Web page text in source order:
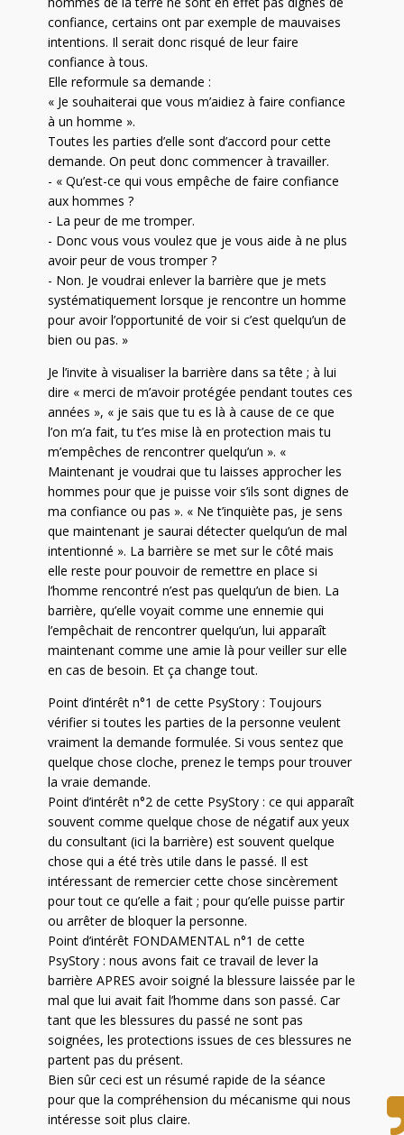
confiance, certains ont par exemple de mauvaises
intentions. Il serait donc risqué de leur faire
confiance à tous.
Elle reformule sa demande :
« Je souhaiterai que vous m’aidiez à faire confiance
à un homme ».
Toutes les parties d’elle sont d’accord pour cette
demande. On peut donc commencer à travailler.
- « Qu’est-ce qui vous empêche de faire confiance
aux hommes ?
- La peur de me tromper.
- Donc vous vous voulez que je vous aide à ne plus
avoir peur de vous tromper ?
- Non. Je voudrai enlever la barrière que je mets
systématiquement lorsque je rencontre un homme
pour avoir l’opportunité de voir si c’est quelqu’un de
bien ou pas. »
Je l’invite à visualiser la barrière dans sa tête ; à lui
dire « merci de m’avoir protégée pendant toutes ces
années », « je sais que tu es là à cause de ce que
l’on m’a fait, tu t’es mise là en protection mais tu
m’empêches de rencontrer quelqu’un ». «
Maintenant je voudrai que tu laisses approcher les
hommes pour que je puisse voir s’ils sont dignes de
ma confiance ou pas ». « Ne t’inquiète pas, je sens
que maintenant je saurai détecter quelqu’un de mal
intentionné ». La barrière se met sur le côté mais
elle reste pour pouvoir de remettre en place si
l’homme rencontré n’est pas quelqu’un de bien. La
barrière, qu’elle voyait comme une ennemie qui
l’empêchait de rencontrer quelqu’un, lui apparaît
maintenant comme une amie là pour veiller sur elle
en cas de besoin. Et ça change tout.
Point d’intérêt n°1 de cette PsyStory : Toujours
vérifier si toutes les parties de la personne veulent
vraiment la demande formulée. Si vous sentez que
quelque chose cloche, prenez le temps pour trouver
la vraie demande.
Point d’intérêt n°2 de cette PsyStory : ce qui apparaît
souvent comme quelque chose de négatif aux yeux
du consultant (ici la barrière) est souvent quelque
chose qui a été très utile dans le passé. Il est
intéressant de remercier cette chose sincèrement
pour tout ce qu’elle a fait ; pour qu’elle puisse partir
ou arrêter de bloquer la personne.
Point d’intérêt FONDAMENTAL n°1 de cette
PsyStory : nous avons fait ce travail de lever la
barrière APRES avoir soigné la blessure laissée par le
mal que lui avait fait l’homme dans son passé. Car
tant que les blessures du passé ne sont pas
soignées, les protections issues de ces blessures ne
partent pas du présent.
Bien sûr ceci est un résumé rapide de la séance
pour que la compréhension du mécanisme qui nous
intéresse soit plus claire.